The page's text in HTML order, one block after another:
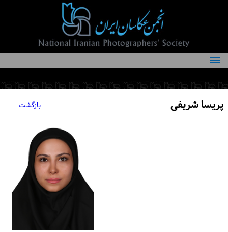
درباره انجمن
کمیته‌های انجمن
پریسا شریفی بازگشت